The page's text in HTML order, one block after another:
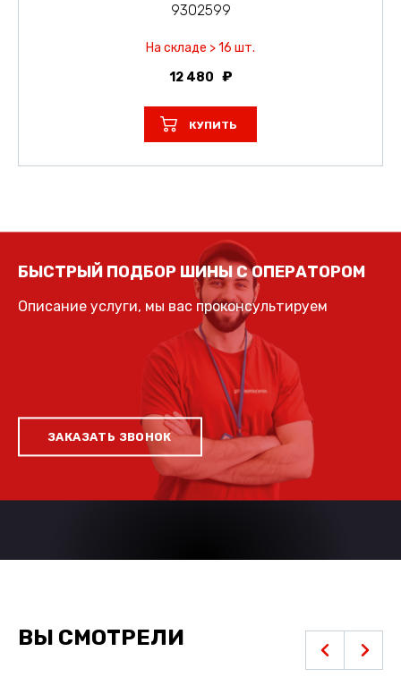
9302599
На складе > 16 шт.
12 480
КУПИТЬ
БЫСТРЫЙ ПОДБОР ШИНЫ С ОПЕРАТОРОМ
Описание услуги, мы вас проконсультируем
ЗАКАЗАТЬ ЗВОНОК
ВЫ СМОТРЕЛИ